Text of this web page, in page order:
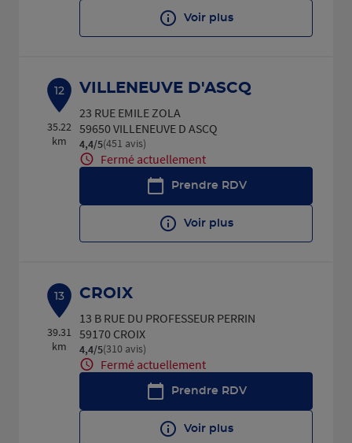
Voir plus
12
35.22
km
VILLENEUVE D'ASCQ
23 RUE EMILE ZOLA
59650 VILLENEUVE D ASCQ
4,4/5Note de 4.4 sur 5
(451 avis)
Fermé actuellement
Prendre RDV
Voir plus
13
39.31
km
CROIX
13 B RUE DU PROFESSEUR PERRIN
59170 CROIX
4,4/5Note de 4.4 sur 5
(310 avis)
Fermé actuellement
Prendre RDV
Voir plus